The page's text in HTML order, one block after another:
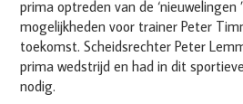
prima optreden van de ‘nieuwelingen
mogelijkheden voor trainer Peter
toekomst. Scheidsrechter Peter
prima wedstrijd en had in dit
nodig.